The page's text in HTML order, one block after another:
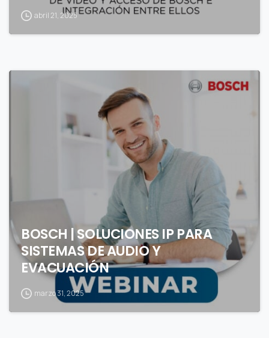
abril 21, 2025
0
BOSCH | SOLUCIONES IP PARA
SISTEMAS DE AUDIO Y
EVACUACIÓN
marzo 31, 2025